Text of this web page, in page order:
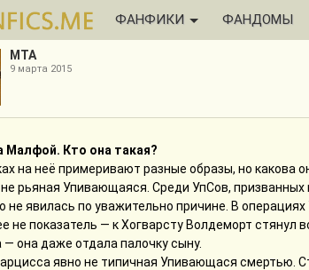
ФАНФИКИ ФАНДОМЫ
МТА
9 марта 2015
Малфой. Кто она такая?
на неё примеривают разные образы, но какова
рьяная Упивающаяся. Среди УпСов,
не явилась по уважительно причине. В
не показатель — к Хогварсту Волдеморт
— она даже отдала палочку сыну.
явно не типичная Упивающася смертью.